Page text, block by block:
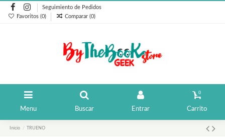
Seguimiento de Pedidos
Favoritos (0) Comparar (0)
Menu Buscar Entrar
0
Carrito
Inicio TRUENO